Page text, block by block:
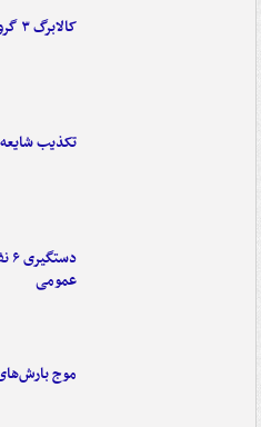
کالابرگ ۳ گروه شارژ شد
تکذیب
عمومی
موج بارش‌های